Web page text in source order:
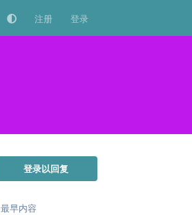
注册 登录
登录以回复
最早内容